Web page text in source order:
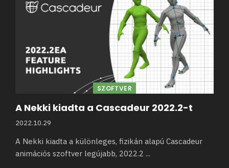
SZOFTVER
A Nekki kiadta a Cascadeur 2022.2-t
2022.10.29
A Nekki kiadta a különleges, fizikán alapú Cascadeur
animációs szoftver legújabb, 2022.2 ...